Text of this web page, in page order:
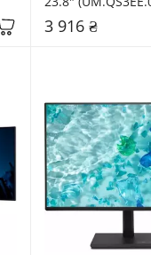
3 916 ₴